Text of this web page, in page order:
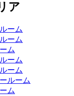
ア
ーム
ーム
ム
ーム
ーム
ルーム
ム